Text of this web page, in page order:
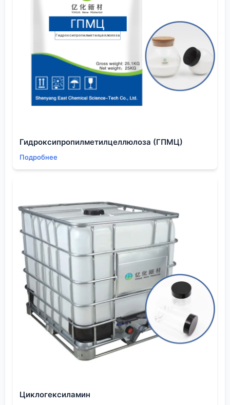
статичный параметр для поиска, а динамичный
показатель, которым нужно управлять. И
управление это начинается с понимания, что ты
покупаешь не просто жидкость в бочке, а
стабильность своего технологического цикла.
Гидроксипропилметилцеллюлоза (ГПМЦ)
Подробнее
Циклогексиламин